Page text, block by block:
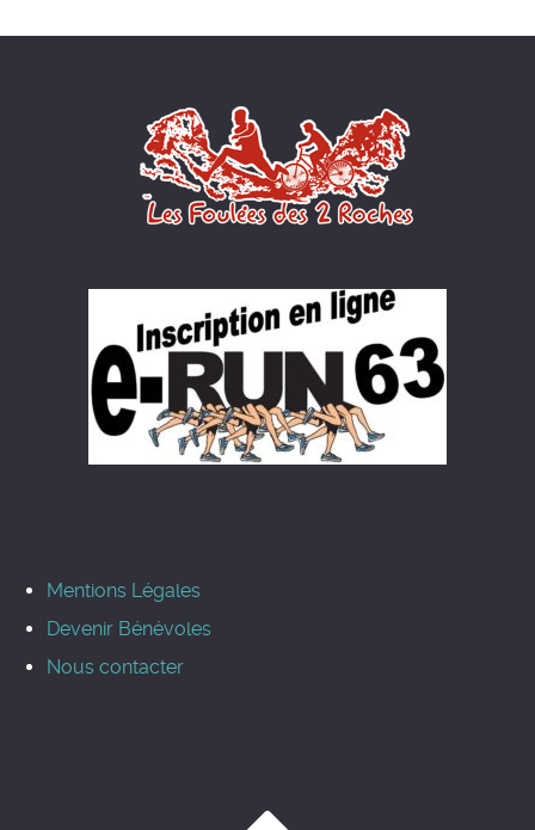
Mentions Légales
Devenir Bénévoles
Nous contacter